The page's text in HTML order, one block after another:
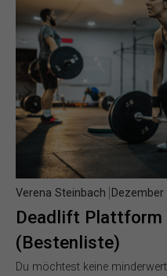
Deadlift Plattform
(Bestenliste)
Verena Steinbach Dezember
Du möchtest keine